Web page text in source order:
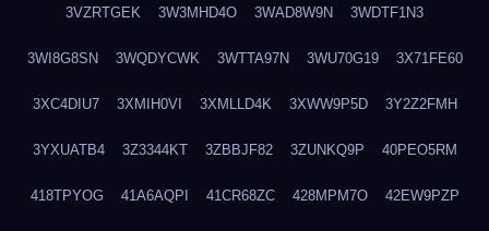
3VZRTGEK 3W3MHD4O 3WAD8W9N 3WDTF1N3
3WI8G8SN 3WQDYCWK 3WTTA97N 3WU70G19 3X71FE60
3XC4DIU7 3XMIH0VI 3XMLLD4K 3XWW9P5D 3Y2Z2FMH
3YXUATB4 3Z3344KT 3ZBBJF82 3ZUNKQ9P 40PEO5RM
418TPYOG 41A6AQPI 41CR68ZC 428MPM7O 42EW9PZP